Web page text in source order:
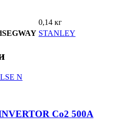
0,14 кг
SEGWAY STANLEY
Co2 500A